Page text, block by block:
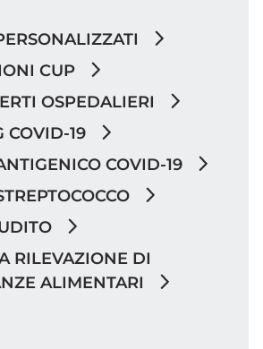
CUP
OSPEDALIERI
COVID-19
COVID-19
RILEVAZIONE DI
ALIMENTARI